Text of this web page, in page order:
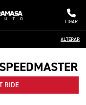
LIGAR
ALTERAR
RIDE